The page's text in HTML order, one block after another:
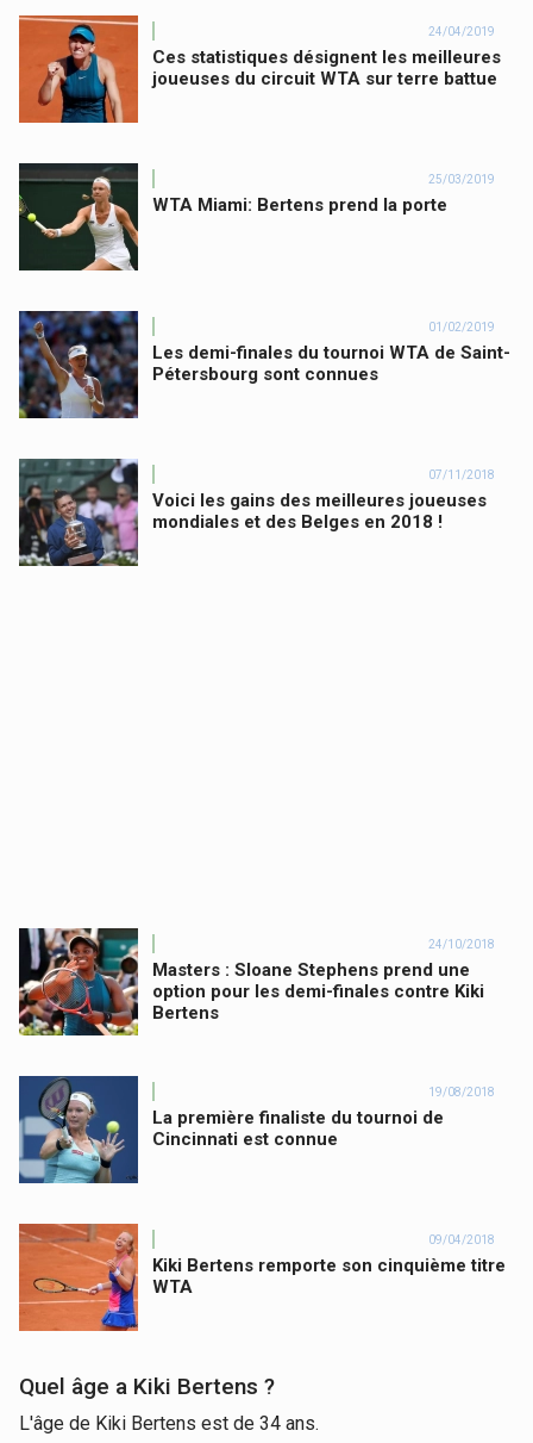
24/04/2019
Ces statistiques désignent les meilleures
joueuses du circuit WTA sur terre battue
25/03/2019
WTA Miami: Bertens prend la porte
01/02/2019
Les demi-finales du tournoi WTA de Saint-
Pétersbourg sont connues
07/11/2018
Voici les gains des meilleures joueuses
mondiales et des Belges en 2018 !
24/10/2018
Masters : Sloane Stephens prend une
option pour les demi-finales contre Kiki
Bertens
19/08/2018
La première finaliste du tournoi de
Cincinnati est connue
09/04/2018
Kiki Bertens remporte son cinquième titre
WTA
Quel âge a Kiki Bertens ?
L'âge de Kiki Bertens est de 34 ans.